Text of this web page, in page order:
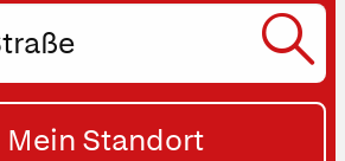
Mein Standort